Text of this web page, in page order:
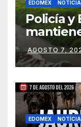
EDOMEX
Policía y
lluvias
AGOSTO 7,
EDOMEX